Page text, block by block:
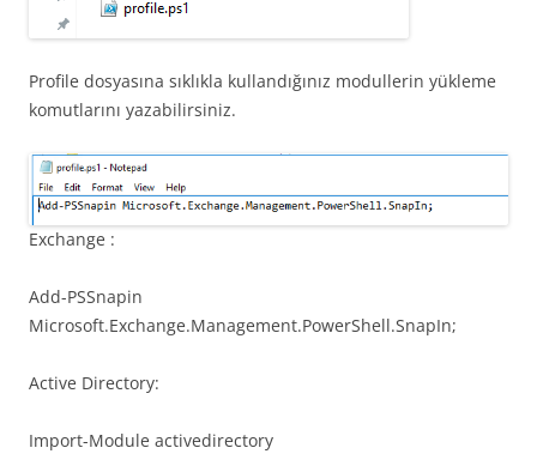
Profile dosyasına sıklıkla kullandığınız modullerin yükleme
komutlarını yazabilirsiniz.
Exchange :
Add-PSSnapin
Microsoft.Exchange.Management.PowerShell.SnapIn;
Active Directory:
Import-Module activedirectory